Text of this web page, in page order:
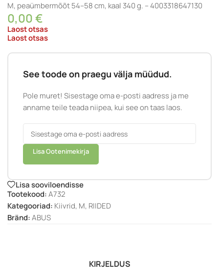
M, peaümbermõõt 54–58 cm, kaal 340 g. – 4003318647130
0,00€
Laost otsas
Laost otsas
See toode on praegu välja müüdud.
Pole muret! Sisestage oma e-posti aadress ja me
anname teile teada niipea, kui see on taas laos.
Lisa Ootenimekirja
Lisa sooviloendisse
Tootekood:A732
Kategooriad: Kiivrid, M, RIIDED
Bränd:ABUS
KIRJELDUS